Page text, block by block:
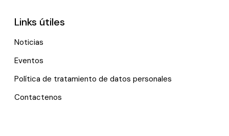
Links útiles
Noticias
Eventos
Política de tratamiento de datos personales
Contactenos